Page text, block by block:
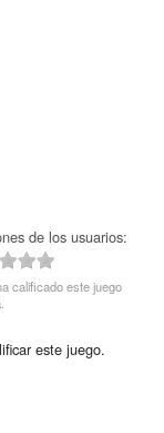
de los usuarios:
calificado este juego
este juego.